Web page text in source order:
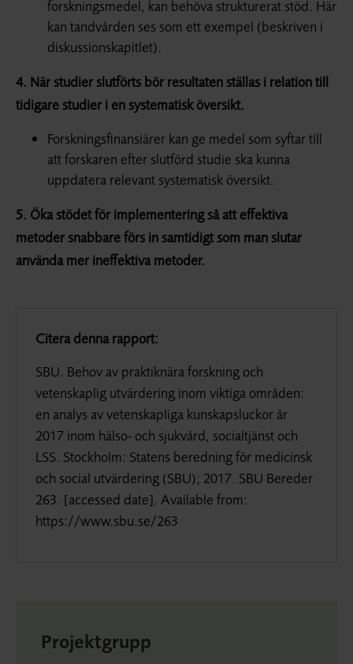
forskningsmedel, kan behöva strukturerat stöd. Här
kan tandvården ses som ett exempel (beskriven i
diskussionskapitlet).
4. När studier slutförts bör resultaten ställas i relation till
tidigare studier i en systematisk översikt.
Forskningsfinansiärer kan ge medel som syftar till
att forskaren efter slutförd studie ska kunna
uppdatera relevant systematisk översikt.
5. Öka stödet för implementering så att effektiva
metoder snabbare förs in samtidigt som man slutar
använda mer ineffektiva metoder.
Citera denna rapport:
SBU. Behov av praktiknära forskning och
vetenskaplig utvärdering inom viktiga områden:
en analys av vetenskapliga kunskapsluckor år
2017 inom hälso- och sjukvård, socialtjänst och
LSS. Stockholm: Statens beredning för medicinsk
och social utvärdering (SBU); 2017. SBU Bereder
263. [accessed date]. Available from:
https://www.sbu.se/263
Projektgrupp